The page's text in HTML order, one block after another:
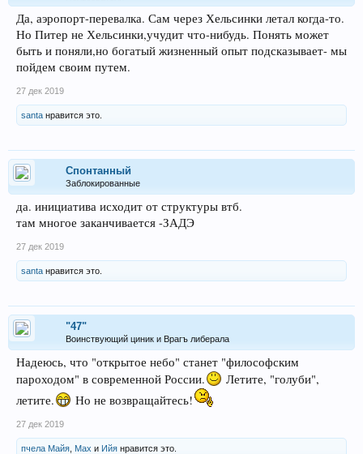
Да, аэропорт-перевалка. Сам через Хельсинки летал когда-то.
Но Питер не Хельсинки,учудит что-нибудь. Понять может
быть и поняли,но богатый жизненный опыт подсказывает- мы
пойдем своим путем.
27 дек 2019
santa нравится это.
Спонтанный
Заблокированные
да. инициатива исходит от структуры втб.
там многое заканчивается -ЗАДЭ
27 дек 2019
santa нравится это.
"47"
Воинствующий циник и Врагъ либерала
Надеюсь, что "открытое небо" станет "философским
пароходом" в современной России.
Летите, "голуби",
летите.
Но не возвращайтесь!
27 дек 2019
пчела Майя Max и Ийя нравится это.